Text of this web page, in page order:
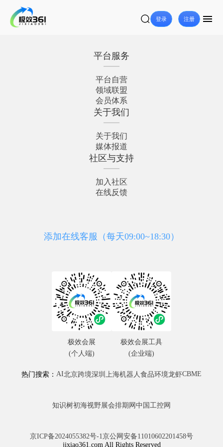
登录 注册
平台服务
平台自营
领域联盟
会员体系
关于我们
关于我们
媒体报道
社区与支持
加入社区
在线反馈
添加在线客服（每天09:00~18:30）
热门搜索： AI北京跨境深圳 上海机器人食品环境龙虾CBME
知识树初海视野展会排期网 中国工控网
京ICP备2024055382号-1京公网安备11010602201458号
jixiao361.com All Rights Reserved
极效会展
(个人端)
极效会展工具
(企业端)